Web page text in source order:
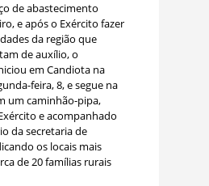
de abastecimento
e após o Exército fazer
da região que
de auxílio, o
em Candiota na
feira, 8, e segue na
um caminhão-pipa,
e acompanhado
da secretaria de
os locais mais
de 20 famílias rurais